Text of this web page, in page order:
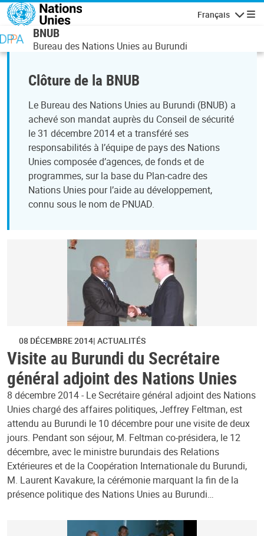
Aller au contenu principal
Français
BNUB
Bureau des Nations Unies au Burundi
Clôture de la BNUB
Le Bureau des Nations Unies au Burundi (BNUB) a
achevé son mandat auprès du Conseil de sécurité
le 31 décembre 2014 et a transféré ses
responsabilités à l’équipe de pays des Nations
Unies composée d’agences, de fonds et de
programmes, sur la base du Plan-cadre des
Nations Unies pour l’aide au développement,
connu sous le nom de PNUAD.
08 DÉCEMBRE 2014 ACTUALITÉS
Visite au Burundi du Secrétaire
général adjoint des Nations Unies
8 décembre 2014 - Le Secrétaire général adjoint des Nations
Unies chargé des affaires politiques, Jeffrey Feltman, est
attendu au Burundi le 10 décembre pour une visite de deux
jours. Pendant son séjour, M. Feltman co-présidera, le 12
décembre, avec le ministre burundais des Relations
Extérieures et de la Coopération Internationale du Burundi,
M. Laurent Kavakure, la cérémonie marquant la fin de la
présence politique des Nations Unies au Burundi…